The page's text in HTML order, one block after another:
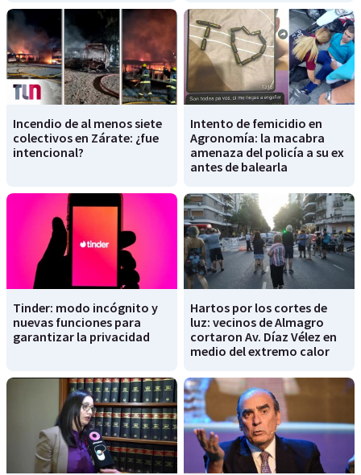
Incendio de al menos siete
colectivos en Zárate: ¿fue
intencional?
Intento de femicidio en
Agronomía: la macabra
amenaza del policía a su ex
antes de balearla
Tinder: modo incógnito y
nuevas funciones para
garantizar la privacidad
Hartos por los cortes de
luz: vecinos de Almagro
cortaron Av. Díaz Vélez en
medio del extremo calor